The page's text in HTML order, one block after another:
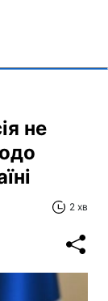
не
2 хв